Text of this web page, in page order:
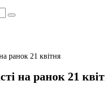
ранок 21 квітня
на ранок 21